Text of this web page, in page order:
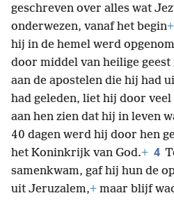
geschreven over alles wat
onderwezen, vanaf het begin+
hij in de hemel werd
door middel van heilige
aan de apostelen die hij had
had geleden, liet hij door
aan hen zien dat hij in leven
40 dagen werd hij door hen
het Koninkrijk van God.+ 4
samenkwam, gaf hij hun de
uit Jeruzalem,+ maar blijf